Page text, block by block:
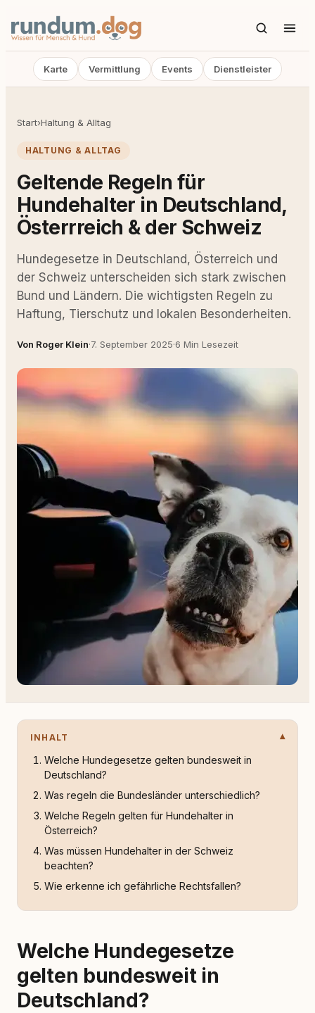
Karte Vermittlung Events Dienstleister
Start›Haltung & Alltag
HALTUNG & ALLTAG
Geltende Regeln für
Hundehalter in Deutschland,
Österrreich & der Schweiz
Hundegesetze in Deutschland, Österreich und
der Schweiz unterscheiden sich stark zwischen
Bund und Ländern. Die wichtigsten Regeln zu
Haftung, Tierschutz und lokalen Besonderheiten.
Von Roger Klein·7. September 2025·6 Min Lesezeit
INHALT
Welche Hundegesetze gelten bundesweit in
Deutschland?
Was regeln die Bundesländer unterschiedlich?
Welche Regeln gelten für Hundehalter in
Österreich?
Was müssen Hundehalter in der Schweiz
beachten?
Wie erkenne ich gefährliche Rechtsfallen?
Welche Hundegesetze
gelten bundesweit in
Deutschland?